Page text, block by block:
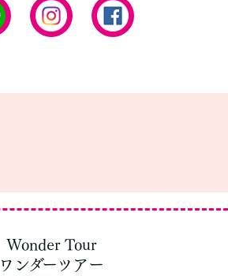
Wonder Tour
ワンダーツアー